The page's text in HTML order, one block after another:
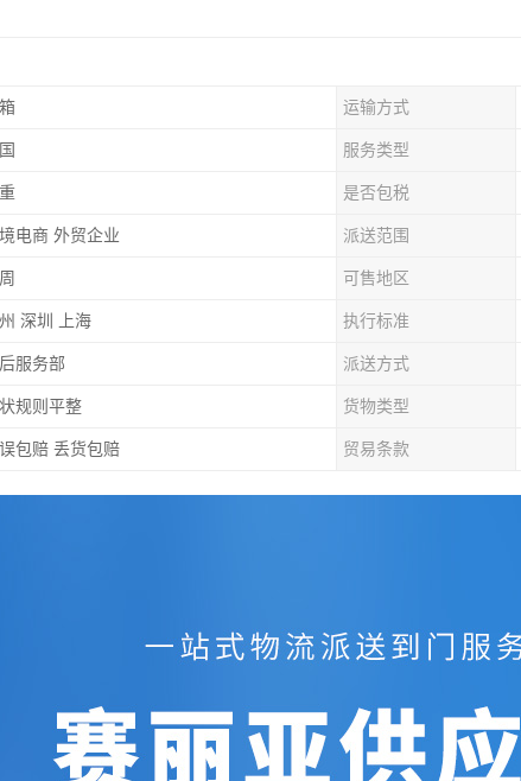
运输方式
服务类型
是否包税
电商 外贸企业 派送范围
可售地区
深圳 上海 执行标准
服务部 派送方式
规则平整 货物类型
包赔 丢货包赔 贸易条款